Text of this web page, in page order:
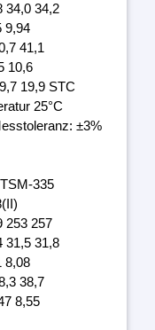
34,0 34,2
9,94
41,1
10,6
19,9 STC
25°C
±3%
335
253 257
31,5 31,8
8,08
38,7
8,55